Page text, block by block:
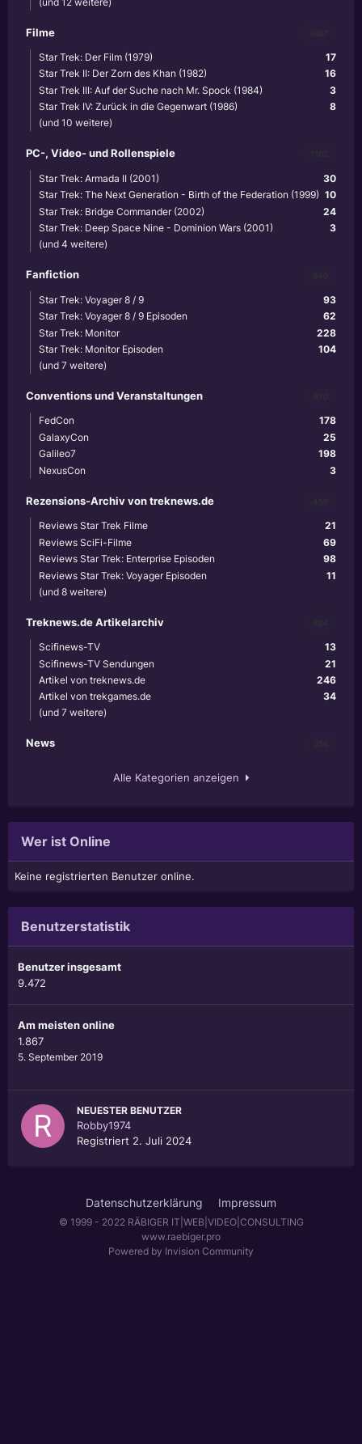
Filme
17
Star Trek: Der Film (1979)
16
Star Trek II: Der Zorn des Khan (1982)
3
Star Trek III: Auf der Suche nach Mr. Spock (1984)
8
Star Trek IV: Zurück in die Gegenwart (1986)
(und 10 weitere)
PC-, Video- und Rollenspiele
30
Star Trek: Armada II (2001)
10
Star Trek: The Next Generation - Birth of the Federation (1999)
24
Star Trek: Bridge Commander (2002)
3
Star Trek: Deep Space Nine - Dominion Wars (2001)
(und 4 weitere)
Fanfiction
93
Star Trek: Voyager 8 / 9
62
Star Trek: Voyager 8 / 9 Episoden
228
Star Trek: Monitor
104
Star Trek: Monitor Episoden
(und 7 weitere)
Conventions und Veranstaltungen
178
FedCon
25
GalaxyCon
198
Galileo7
3
NexusCon
Rezensions-Archiv von treknews.de
21
Reviews Star Trek Filme
69
Reviews SciFi-Filme
98
Reviews Star Trek: Enterprise Episoden
11
Reviews Star Trek: Voyager Episoden
(und 8 weitere)
Treknews.de Artikelarchiv
13
Scifinews-TV
21
Scifinews-TV Sendungen
246
Artikel von treknews.de
34
Artikel von trekgames.de
(und 7 weitere)
News
Alle Kategorien anzeigen
Wer ist Online
Keine registrierten Benutzer online.
Benutzerstatistik
Benutzer insgesamt
9.472
Am meisten online
1.867
5. September 2019
NEUESTER BENUTZER
Robby1974
Registriert 2. Juli 2024
Datenschutzerklärung Impressum
© 1999 - 2022 RÄBIGER IT|WEB|VIDEO|CONSULTING
www.raebiger.pro
Powered by Invision Community